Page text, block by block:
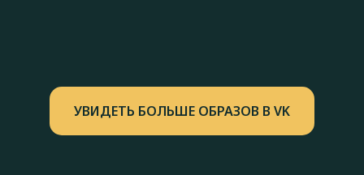
УВИДЕТЬ БОЛЬШЕ ОБРАЗОВ В VK